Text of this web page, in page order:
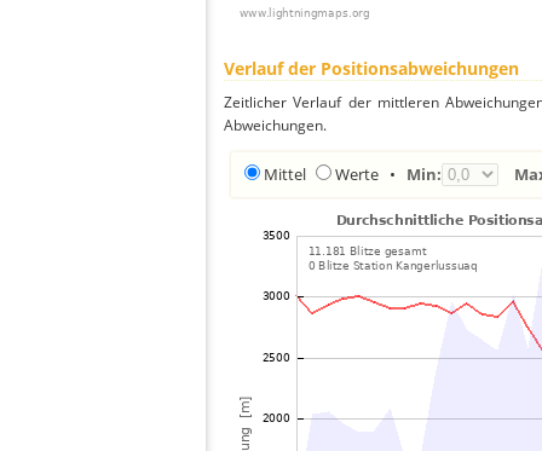
Verlauf der Positionsabweichungen
Zeitlicher Verlauf der mittleren
Abweichungen.
Mittel Werte • Min: